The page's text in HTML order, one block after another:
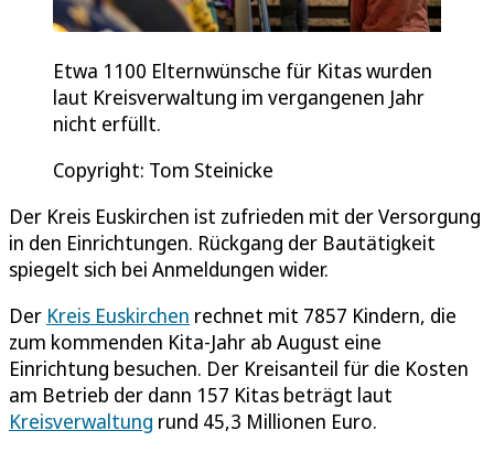
Etwa 1100 Elternwünsche für Kitas wurden
laut Kreisverwaltung im vergangenen Jahr
nicht erfüllt.
Copyright: Tom Steinicke
Der Kreis Euskirchen ist zufrieden mit der Versorgung
in den Einrichtungen. Rückgang der Bautätigkeit
spiegelt sich bei Anmeldungen wider.
Der Kreis Euskirchen rechnet mit 7857 Kindern, die
zum kommenden Kita-Jahr ab August eine
Einrichtung besuchen. Der Kreisanteil für die Kosten
am Betrieb der dann 157 Kitas beträgt laut
Kreisverwaltung rund 45,3 Millionen Euro.